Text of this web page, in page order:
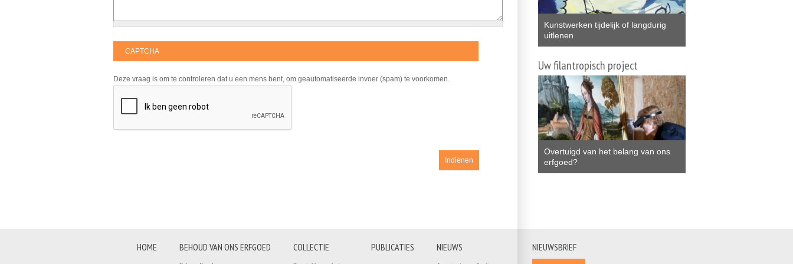
CAPTCHA
Deze vraag is om te controleren dat u een mens bent, om geautomatiseerde invoer (spam) te voorkomen.
Kunstwerken tijdelijk of langdurig
uitlenen
Uw filantropisch project
Overtuigd van het belang van ons
erfgoed?
NIEUWSBRIEF
NIEUWS
HOME BEHOUD VAN ONS ERFGOED COLLECTIE PUBLICATIES